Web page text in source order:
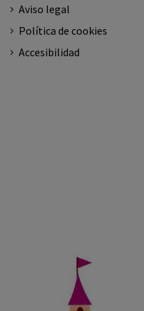
Aviso legal
Política de cookies
Accesibilidad